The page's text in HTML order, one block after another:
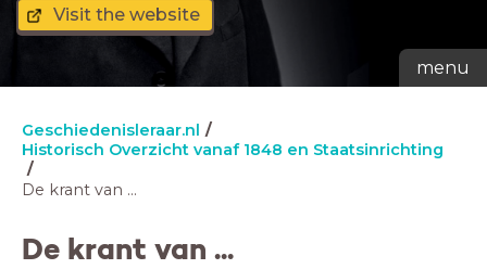
Visit the website
menu
Geschiedenisleraar.nl
Historisch Overzicht vanaf 1848 en Staatsinrichting
De krant van ...
De krant van ...